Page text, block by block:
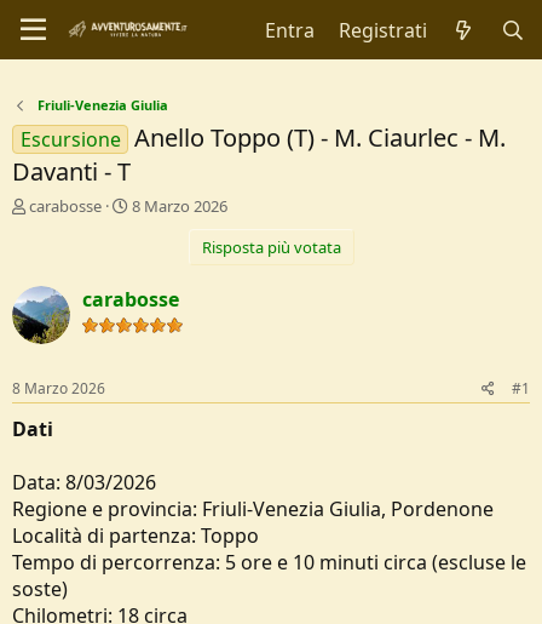
Entra Registrati
Friuli-Venezia Giulia
Escursione Anello Toppo (T) - M. Ciaurlec - M.
Davanti - T
C
t
o
r
D
i
s
s
s
i
o
n
e
carabosse
D
d
i
z
8 Marzo 2026
Risposta più votata
carabosse
8 Marzo 2026 #1
Dati
Data: 8/03/2026
Regione e provincia: Friuli-Venezia Giulia, Pordenone
Località di partenza: Toppo
Tempo di percorrenza: 5 ore e 10 minuti circa (escluse le
soste)
Chilometri: 18 circa